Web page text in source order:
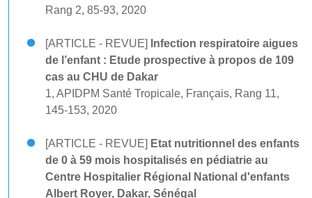
Rang 2, 85-93, 2020
[ARTICLE - REVUE]
Infection respiratoire aigues
de l’enfant : Etude prospective à propos de 109
cas au CHU de Dakar
1, APIDPM Santé Tropicale, Français, Rang 11,
145-153, 2020
[ARTICLE - REVUE] Etat nutritionnel des enfants
de 0 à 59 mois hospitalisés en pédiatrie au
Centre Hospitalier Régional National d'enfants
Albert Royer, Dakar, Sénégal